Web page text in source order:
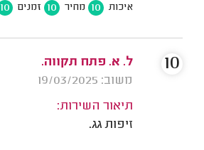
איכות 10 מחיר 10 זמנים 10
ל. א. פתח תקווה.
משוב: 19/03/2025
תיאור השירות:
זיפות גג.
10